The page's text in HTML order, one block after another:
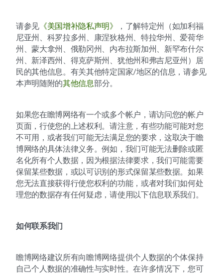
请参见 《美国增补隐私声明》
，了解特定州（如加利福
尼亚州、科罗拉多州、康涅狄格州、特拉华州、爱荷华
州、蒙大拿州、俄勒冈州、内布拉斯加州、新罕布什尔
州、新泽西州、得克萨斯州、犹他州和弗吉尼亚州）居
民的其他信息。有关其他特定国家/地区的信息，请参见
本声明随附的其他信息部分。
如果您在瞻博网络有一个或多个帐户，请访问您的帐户
页面，行使您的上述权利。请注意，有些功能可能对您
不可用，或者我们可能无法满足您的要求，这取决于瞻
博网络的具体法律义务。例如，我们可能无法删除或匿
名化所有个人数据，因为根据法律要求，我们可能需要
保留某些数据，或以可识别的形式保留某些数据。如果
您无法直接获得行使您权利的功能，或者对我们如何处
理您的数据存有任何疑虑，请使用以下信息联系我们。
如何联系我们
瞻博网络建议所有向瞻博网络提供个人数据的个体保持
自己个人数据的准确性与实时性。在许多情况下，您可